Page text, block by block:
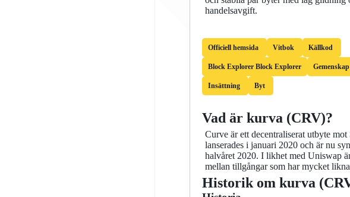
handelsavgift.
Officiell hemsida Vitbok Källkod
Block Explorer Block Explorer Gemenskap
Insättning Byt
Vad är kurva (CRV)?
Curve är ett decentraliserat utbyte
lanserades i januari 2020 och är nu
halvåret 2020. I likhet med Uniswap
mellan tillgångar som har mycket
Historik om kurva